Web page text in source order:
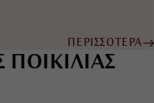
ΠΕΡΙΣΣΟΤΕΡΑ
ΠΟΙΚΙΛΙΑΣ